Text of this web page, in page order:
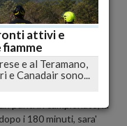
poi, dopo il
proprio in Expo,
e un'assemblea
di Lega B e' stata
dei diritti
il triennio 2015-18.
di play off e play
punti in campionato, la
i 180 minuti, sara'
attivi e
e al Teramano,
e Canadair sono...